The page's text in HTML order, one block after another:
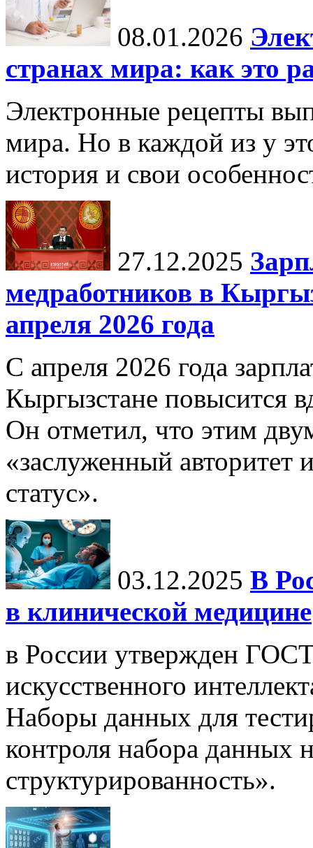
08.01.2026
странах мира: как это
Электронные рецепты
мира. Но в каждой из у
история и свои
27.12.2025
медработников в
апреля 2026 года
С апреля 2026 года
Кыргызстане повысится
Он отметил, что этим
«заслуженный
статус».
03.12.2025 В
в клинической медицине
в России утвержден
искусственного
Наборы данных для
контроля набора данных
структурированность».